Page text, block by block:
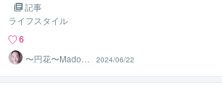
記事
ライフスタイル
6
〜円花〜Madok
a〜
2024/06/22